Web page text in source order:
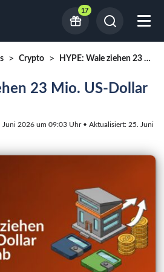
17
Crypto HYPE: Wale ziehen 23 Mio. US-Dollar von Börsen ab
23 Mio. US-Dollar
Juni 2026 um 09:03 Uhr • Aktualisiert: 25. Juni